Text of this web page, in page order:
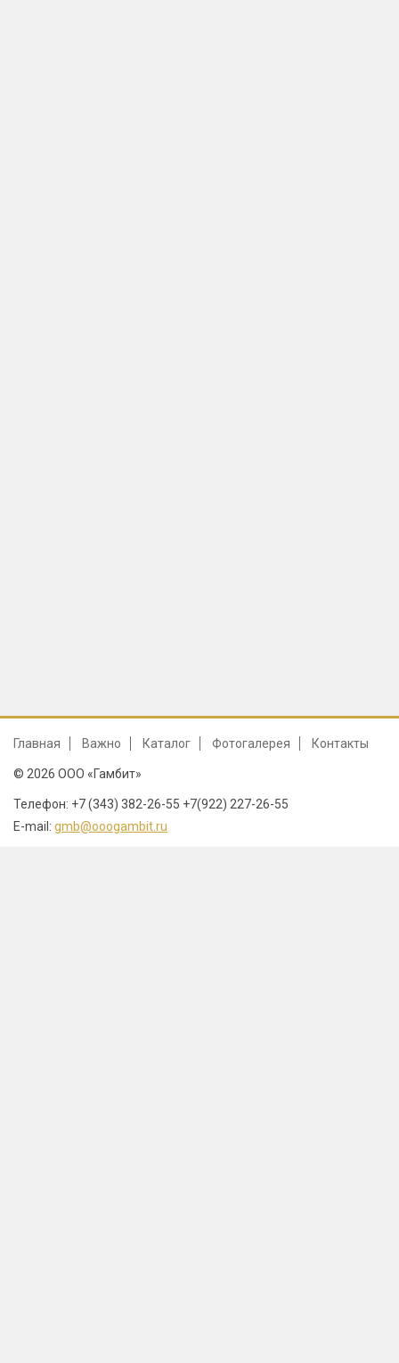
Главная Важно Каталог Фотогалерея Контакты
© 2026 ООО «Гамбит»
Телефон: +7 (343) 382-26-55 +7(922) 227-26-55
E-mail: gmb@ooogambit.ru